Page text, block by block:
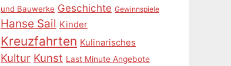
und Bauwerke Geschichte Gewinnspiele
Hanse Sail Kinder
Kreuzfahrten Kulinarisches
Kultur Kunst Last Minute Angebote